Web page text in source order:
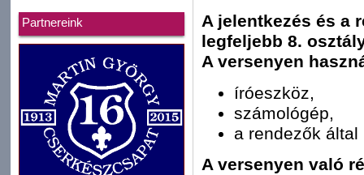
Partnereink
A jelentkezés és a
legfeljebb 8.
A versenyen
íróeszköz,
számológép,
a rendezők
A versenyen való